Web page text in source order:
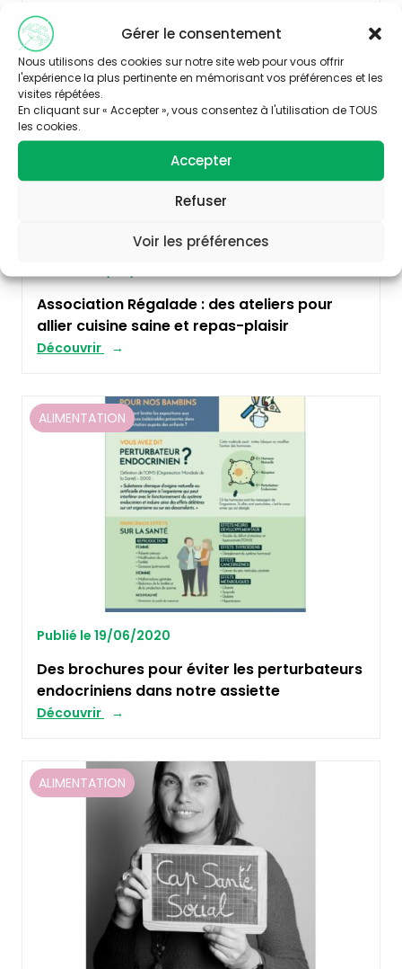
Gérer le consentement
Nous utilisons des cookies sur notre site web pour vous offrir
l'expérience la plus pertinente en mémorisant vos préférences et les
visites répétées.
En cliquant sur « Accepter », vous consentez à l'utilisation de TOUS
les cookies.
Accepter
Refuser
Voir les préférences
ALIMENTATION
Association Régalade : des ateliers pour
allier cuisine saine et repas-plaisir
Découvrir
ALIMENTATION
Publié le 19/06/2020
Des brochures pour éviter les perturbateurs
endocriniens dans notre assiette
Découvrir
ALIMENTATION